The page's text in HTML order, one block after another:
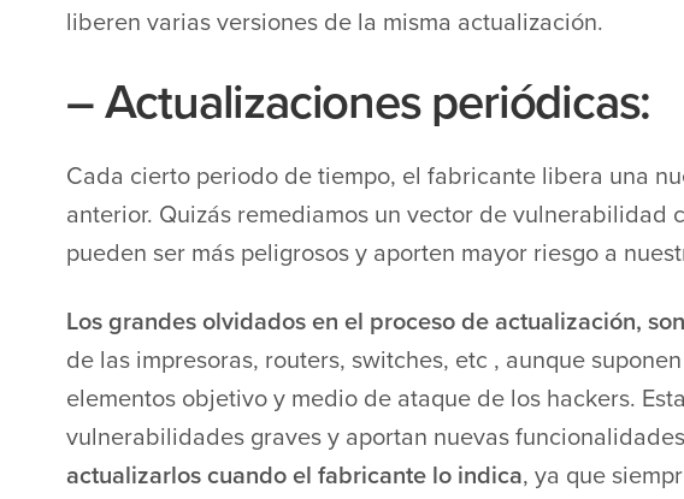
liberen varias versiones de la misma actualización.
– Actualizaciones periódicas:
Cada cierto periodo de tiempo, el fabricante libera una
anterior. Quizás remediamos un vector de vulnerabilidad
pueden ser más peligrosos y aporten mayor riesgo a
Los grandes olvidados en el proceso de actualización,
de las impresoras, routers, switches, etc , aunque
elementos objetivo y medio de ataque de los hackers.
vulnerabilidades graves y aportan nuevas
actualizarlos cuando el fabricante lo indica, ya que